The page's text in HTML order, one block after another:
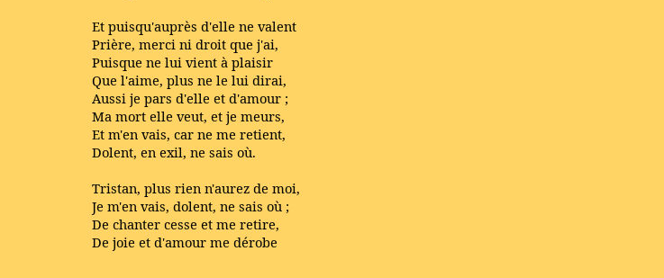
Et puisqu'auprès d'elle ne valent
Prière, merci ni droit que j'ai,
Puisque ne lui vient à plaisir
Que l'aime, plus ne le lui dirai,
Aussi je pars d'elle et d'amour ;
Ma mort elle veut, et je meurs,
Et m'en vais, car ne me retient,
Dolent, en exil, ne sais où.
Tristan, plus rien n'aurez de moi,
Je m'en vais, dolent, ne sais où ;
De chanter cesse et me retire,
De joie et d'amour me dérobe